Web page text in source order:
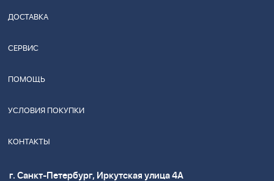
ДОСТАВКА
СЕРВИС
ПОМОЩЬ
УСЛОВИЯ ПОКУПКИ
КОНТАКТЫ
г. Санкт-Петербург, Иркутская улица 4А